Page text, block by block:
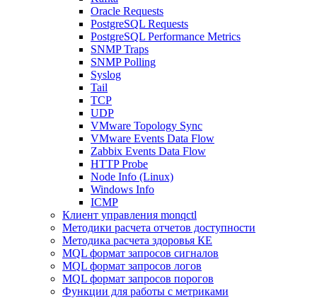
Oracle Requests
PostgreSQL Requests
PostgreSQL Performance Metrics
SNMP Traps
SNMP Polling
Syslog
Tail
TCP
UDP
VMware Topology Sync
VMware Events Data Flow
Zabbix Events Data Flow
HTTP Probe
Node Info (Linux)
Windows Info
ICMP
Клиент управления monqctl
Методики расчета отчетов доступности
Методика расчета здоровья КЕ
MQL формат запросов сигналов
MQL формат запросов логов
MQL формат запросов порогов
Функции для работы с метриками